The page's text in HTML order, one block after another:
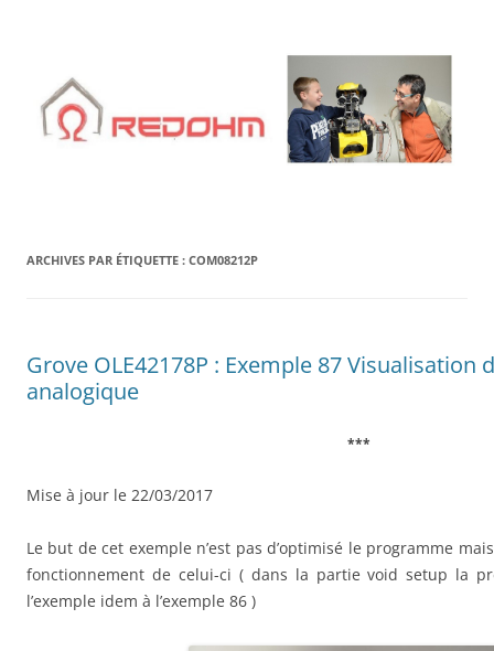
ARCHIVES PAR ÉTIQUETTE : COM08212P
Grove OLE42178P : Exemple 87 Visualisation
analogique
***
Mise à jour le 22/03/2017
Le but de cet exemple n’est pas d’optimisé le programme
fonctionnement de celui-ci ( dans la partie void setup la
l’exemple idem à l’exemple 86 )